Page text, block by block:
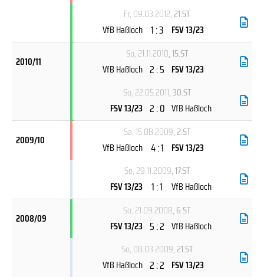
Fr, 09.03.2012, 21.ST
VfB Haßloch 1 : 3 FSV 13/23
2010/11
So, 21.11.2010, 15.ST
VfB Haßloch 2 : 5 FSV 13/23
So, 22.05.2011, 30.ST
FSV 13/23 2 : 0 VfB Haßloch
2009/10
Sa, 15.08.2009, 2.ST
VfB Haßloch 4 : 1 FSV 13/23
So, 29.11.2009, 17.ST
FSV 13/23 1 : 1 VfB Haßloch
2008/09
So, 21.09.2008, 6.ST
FSV 13/23 5 : 2 VfB Haßloch
So, 08.03.2009, 21.ST
VfB Haßloch 2 : 2 FSV 13/23